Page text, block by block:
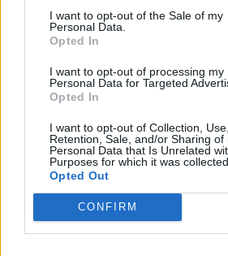
I want to opt-out of the Sale of my
Personal Data.
Opted In
I want to opt-out of processing my
Personal Data for Targeted
Opted In
I want to opt-out of Collection, Use,
Retention, Sale, and/or Sharing of
Personal Data that Is Unrelated
Purposes for which it was collected.
Opted Out
CONFIRM
con la convinzione ormai
Parigi.